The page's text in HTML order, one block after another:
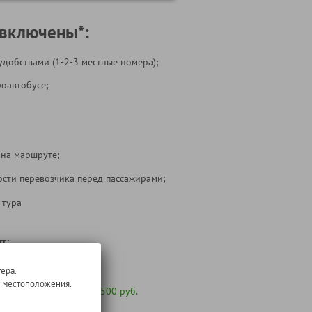
включены*:
(1-2-3 местные номера);
маршруте;
перевозчика перед пассажирами;
под запрос
7500 руб.
местоположения.